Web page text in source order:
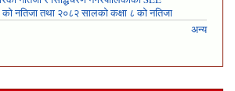
नतिजा तथा २०८२ सालको कक्षा ८ को नतिजा
अन्य